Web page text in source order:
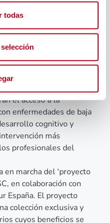
todas
de un equipamiento
tecnológico,
diseñado para
funcionales y
desarrollo del lenguaje y
para la
el acceso a la
enfermedades de baja
cognitivo y
más
profesionales del
marcha del ‘proyecto
en colaboración con
España. El proyecto
colección exclusiva y
cuyos beneficios se